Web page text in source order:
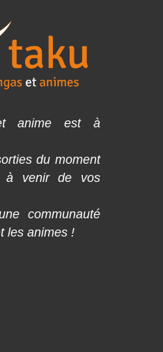
anime est à
du moment
à venir de vos
communauté
les animes !